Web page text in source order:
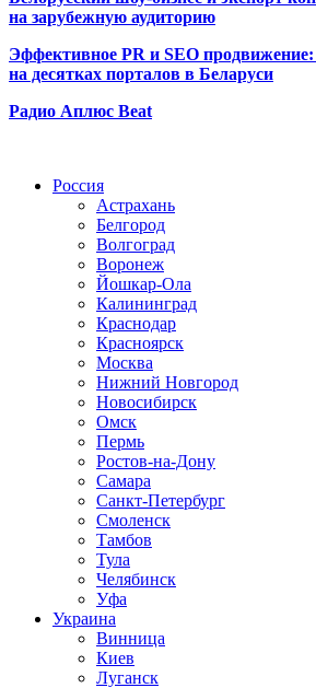
на зарубежную аудиторию
Эффективное PR и SEO продвижение:
на десятках порталов в Беларуси
Радио Аплюс Beat
Россия
Астрахань
Белгород
Волгоград
Воронеж
Йошкар-Ола
Калининград
Краснодар
Красноярск
Москва
Нижний Новгород
Новосибирск
Омск
Пермь
Ростов-на-Дону
Самара
Санкт-Петербург
Смоленск
Тамбов
Тула
Челябинск
Уфа
Украина
Винница
Киев
Луганск